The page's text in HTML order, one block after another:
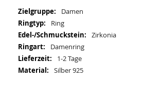
Mehr
Informationen
Damen
Ring
Zirkonia
Damenring
1-2 Tage
Silber 925